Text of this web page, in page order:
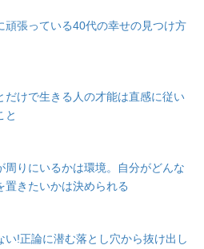
頑張っている40代の幸せの見つけ方
だけで生きる人の才能は直感に従い
と
周りにいるかは環境。自分がどんな
置きたいかは決められる
い!正論に潜む落とし穴から抜け出し